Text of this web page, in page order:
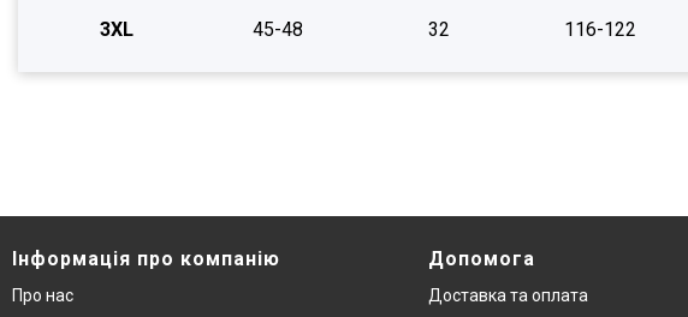
3XL 45-48 32 116-122
Інформація про компанію
Про нас
Допомога
Доставка та оплата